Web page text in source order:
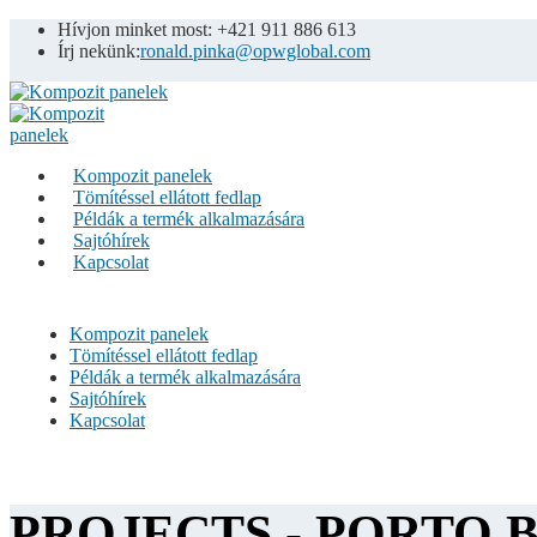
Hívjon minket most: +421 911 886 613
Írj nekünk:ronald.pinka@opwglobal.com
Kompozit panelek
Tömítéssel ellátott fedlap
Példák a termék alkalmazására
Sajtóhírek
Kapcsolat
Kompozit panelek
Tömítéssel ellátott fedlap
Példák a termék alkalmazására
Sajtóhírek
Kapcsolat